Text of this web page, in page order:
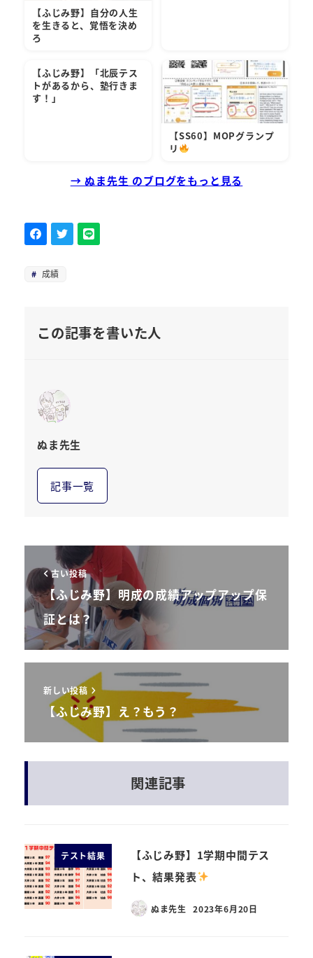
【ふじみ野】自分の人生
を生きると、覚悟を決め
ろ
【ふじみ野】「北辰テス
トがあるから、塾行きま
す！」
【SS60】MOPグランプ
リ
→ ぬま先生 のブログをもっと見る
成績
この記事を書いた人
ぬま先生
記事一覧
古い投稿
【ふじみ野】明成の成績アップアップ保
証とは？
新しい投稿
【ふじみ野】え？もう？
関連記事
テスト結果
【ふじみ野】1学期中間テス
ト、結果発表
ぬま先生 2023年6月20日